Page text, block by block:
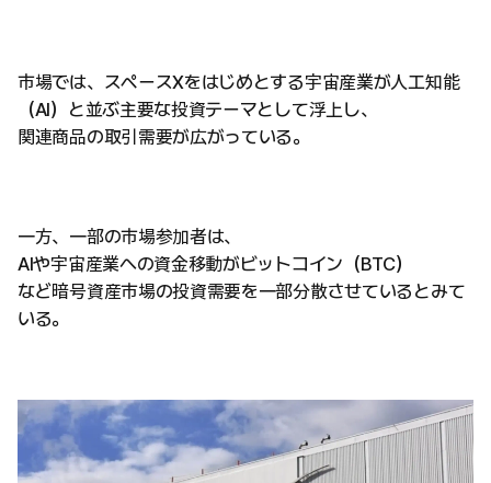
市場では、スペースXをはじめとする宇宙産業が人工知能
（AI）と並ぶ主要な投資テーマとして浮上し、
関連商品の取引需要が広がっている。
一方、一部の市場参加者は、
AIや宇宙産業への資金移動がビットコイン（BTC）
など暗号資産市場の投資需要を一部分散させているとみて
いる。